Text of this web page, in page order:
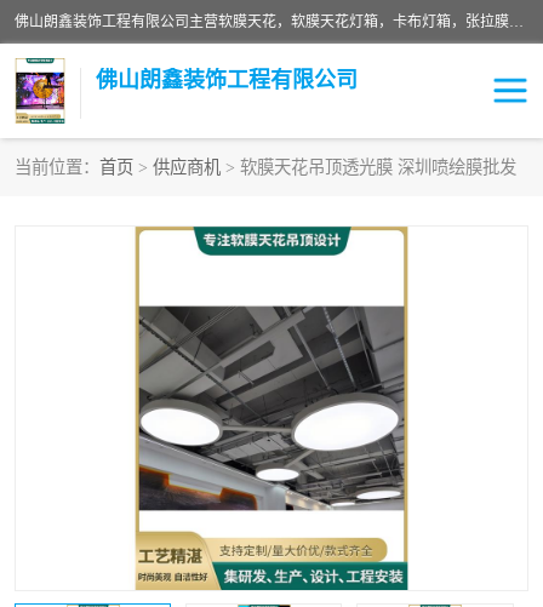
佛山朗鑫装饰工程有限公司主营软膜天花，软膜天花灯箱，卡布灯箱，张拉膜等产品，价格实惠，支持定制；公司专业装饰铺面，家居，会展特装，软膜等工程，技能精良人员，安装快、价格合理，质量保证、热诚与各方有识人士合作，欢迎新老客户来电咨询。
佛山朗鑫装饰工程有限公司
当前位置： 首页 > 供应商机 > 软膜天花吊顶透光膜 深圳喷绘膜批发